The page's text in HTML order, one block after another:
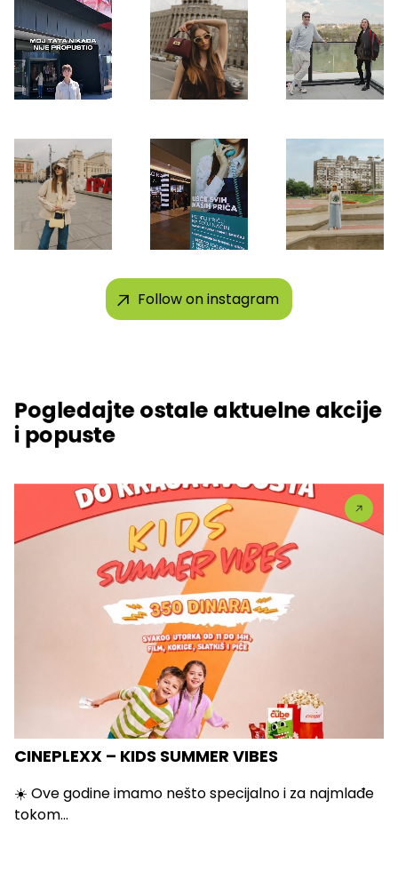
Follow on instagram
Pogledajte ostale aktuelne akcije
i popuste
CINEPLEXX – KIDS SUMMER VIBES
☀️ Ove godine imamo nešto specijalno i za najmlađe
tokom...